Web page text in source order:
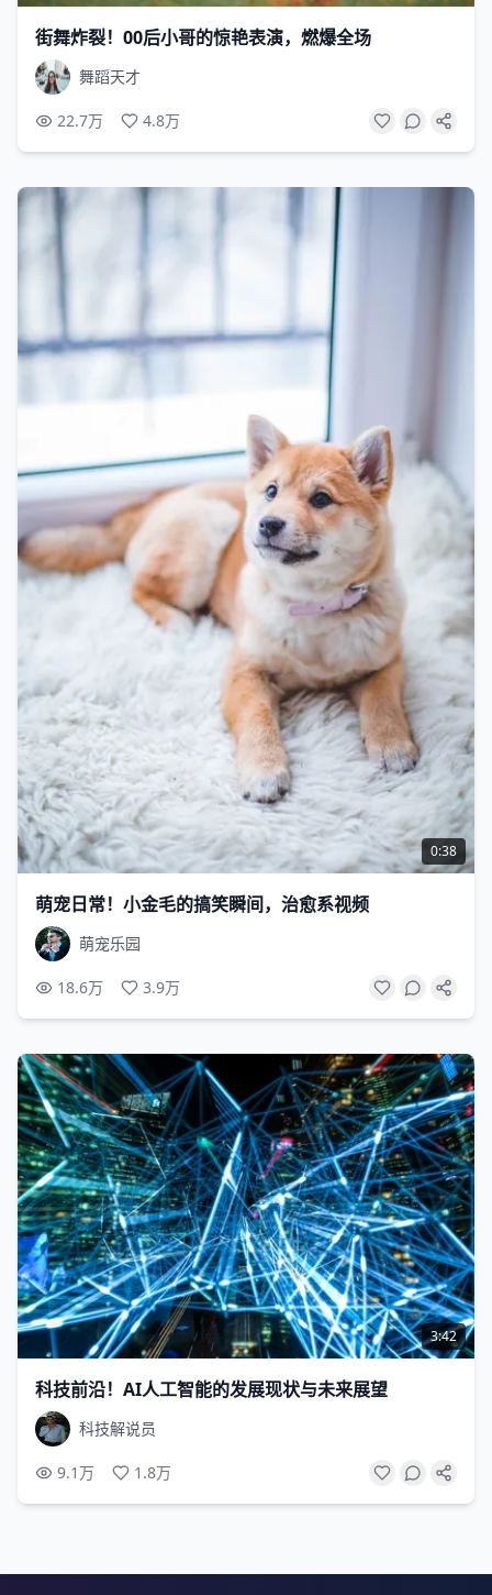
街舞炸裂！00后小哥的惊艳表演，燃爆全场
舞蹈天才
22.7万 4.8万
0:38
萌宠日常！小金毛的搞笑瞬间，治愈系视频
萌宠乐园
18.6万 3.9万
3:42
科技前沿！AI人工智能的发展现状与未来展望
科技解说员
9.1万 1.8万